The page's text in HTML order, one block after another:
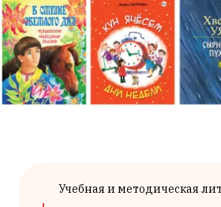
Учебная и методическая